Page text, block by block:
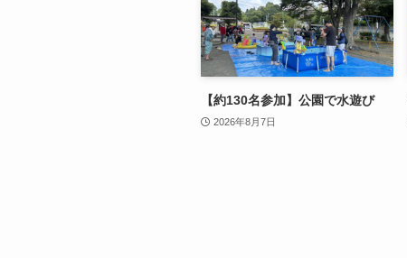
【約130名参加】公園で水遊び
2026年8月7日